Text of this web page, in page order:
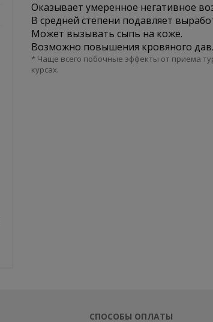
Оказывает умеренное негативное
В средней степени подавляет
Может вызывать сыпь на коже.
Возможно повышения кровяного
* Чаще всего побочные эффекты от приема
курсах.
СПОСОБЫ ОПЛАТЫ